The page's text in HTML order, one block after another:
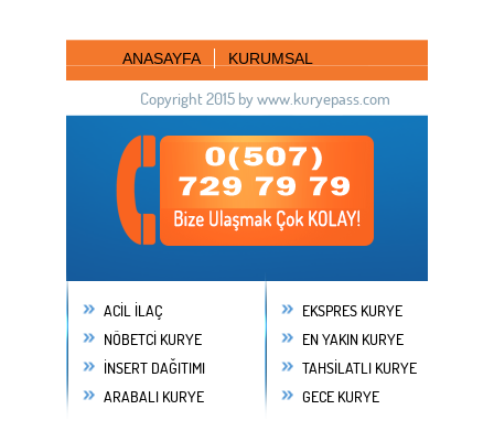
ANASAYFA KURUMSAL
Copyright 2015 by www.kuryepass.com
ACİL İLAÇ
NÖBETCİ KURYE
İNSERT DAĞITIMI
ARABALI KURYE
EKSPRES KURYE
EN YAKIN KURYE
TAHSİLATLI KURYE
GECE KURYE